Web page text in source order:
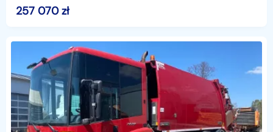
363000 kmVIDEOhttps://www.youtube.com/watch?
v=2lwgIiCruokZastosowanie:*
257 070zł